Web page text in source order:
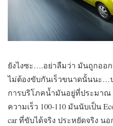
ยังไงซะ….อย่าลืมว่า มันถูกออก
ไม่ต้องขับกันเร็วขนาดนั้นนะ…
การบริโภคน้ำมันอยู่ที่ประมาณ
ความเร็ว 100-110 มันนับเป็น
car ที่ขับได้จริง ประหยัดจริง น